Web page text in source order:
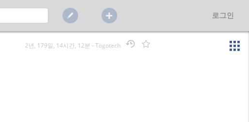
로그인
2년, 179일, 14시간, 12분 -Togotech